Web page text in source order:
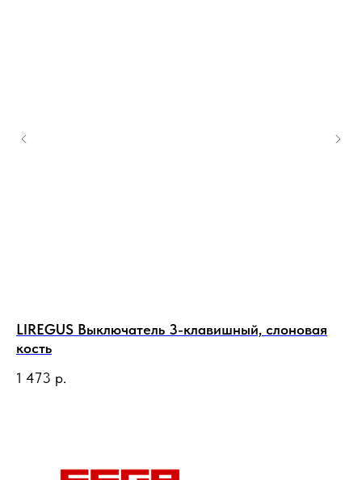
LIREGUS Выключатель 3-клавишный, слоновая
кость
1 473 р.